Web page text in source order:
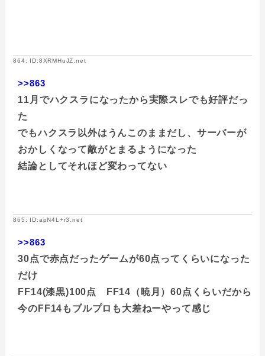
864: ID:8XRMHuJZ.net
>>863
11月でハクスラになったから実際スレでも好評だっ
た
でもハクスラ以外はうんこのままだし、サーバーが
おかしくなって敵がとまるようになった
結論としてそれほど変わってない
865: ID:apN4L+r3.net
>>863
30点で赤点だったゲームが60点ってくらいになった
だけ
FF14(漆黒)100点 FF14（暁月）60点くらいだから
今のFF14もブルプロも大差ねーやって感じ